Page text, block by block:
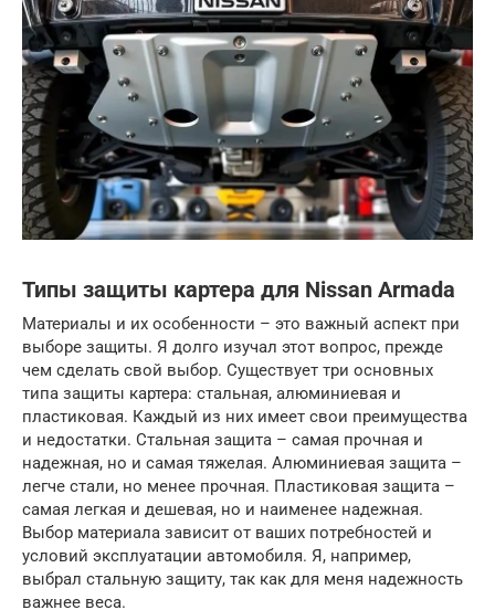
Типы защиты картера для Nissan Armada
Материалы и их особенности – это важный аспект при
выборе защиты. Я долго изучал этот вопрос, прежде
чем сделать свой выбор. Существует три основных
типа защиты картера: стальная, алюминиевая и
пластиковая. Каждый из них имеет свои преимущества
и недостатки. Стальная защита – самая прочная и
надежная, но и самая тяжелая. Алюминиевая защита –
легче стали, но менее прочная. Пластиковая защита –
самая легкая и дешевая, но и наименее надежная.
Выбор материала зависит от ваших потребностей и
условий эксплуатации автомобиля. Я, например,
выбрал стальную защиту, так как для меня надежность
важнее веса.